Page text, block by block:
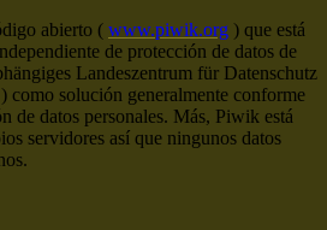
abierto ( www.piwik.org ) que está
de protección de datos de
Landeszentrum für Datenschutz
solución generalmente conforme
de datos personales. Más, Piwik está
servidores así que ningunos datos